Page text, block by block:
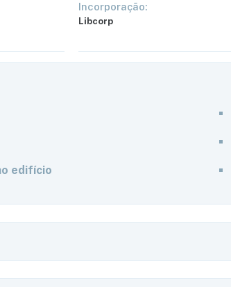
Incorporação:
Libcorp
edifício